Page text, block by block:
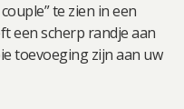
te zien in een
een scherp randje aan
toevoeging zijn aan uw